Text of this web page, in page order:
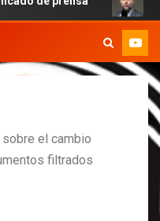
el cambio
filtrados